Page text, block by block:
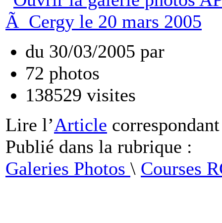
du 30/03/2005 par
72 photos
138529 visites
Lire l’Article correspondant
Publié dans la rubrique :
Galeries Photos \ Courses